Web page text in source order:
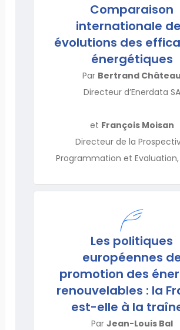
Comparaison
internationale
évolutions des
énergétiques
Par Bertrand Château
Directeur d’Enerdata SA
et François Moisan
Directeur de la
Programmation et Evaluation,
Les politiques
européennes
promotion des
renouvelables : la
est-elle à la
Par Jean-Louis Bal